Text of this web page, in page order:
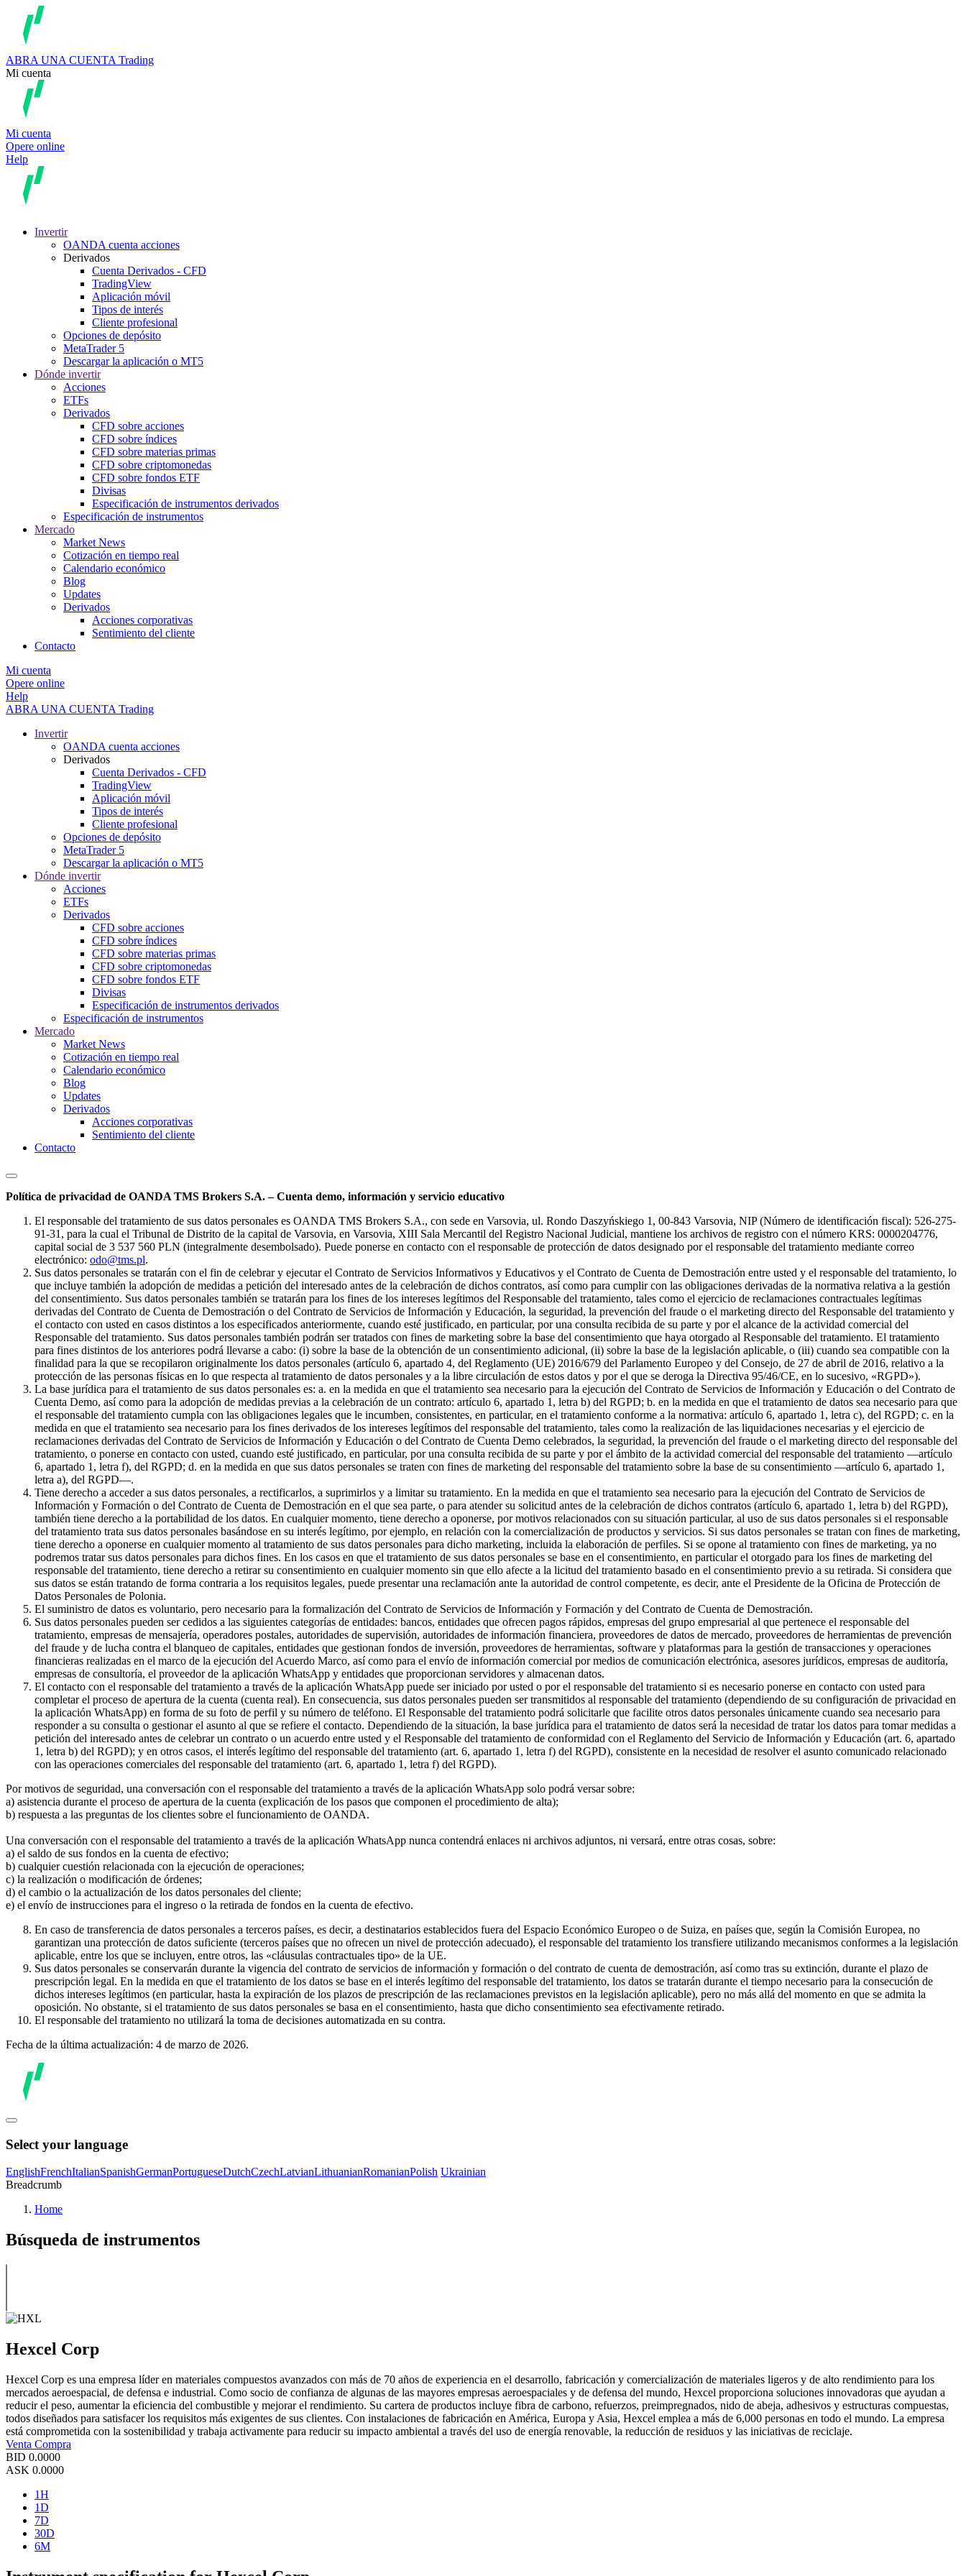
ABRA UNA CUENTA Trading
Mi cuenta
Mi cuenta
Opere online
Help
Invertir
OANDA cuenta acciones
Derivados
Cuenta Derivados - CFD
TradingView
Aplicación móvil
Tipos de interés
Cliente profesional
Opciones de depósito
MetaTrader 5
Descargar la aplicación o MT5
Dónde invertir
Acciones
ETFs
Derivados
CFD sobre acciones
CFD sobre índices
CFD sobre materias primas
CFD sobre criptomonedas
CFD sobre fondos ETF
Divisas
Especificación de instrumentos derivados
Especificación de instrumentos
Mercado
Market News
Cotización en tiempo real
Calendario económico
Blog
Updates
Derivados
Acciones corporativas
Sentimiento del cliente
Contacto
Mi cuenta
Opere online
Help
ABRA UNA CUENTA Trading
Invertir
OANDA cuenta acciones
Derivados
Cuenta Derivados - CFD
TradingView
Aplicación móvil
Tipos de interés
Cliente profesional
Opciones de depósito
MetaTrader 5
Descargar la aplicación o MT5
Dónde invertir
Acciones
ETFs
Derivados
CFD sobre acciones
CFD sobre índices
CFD sobre materias primas
CFD sobre criptomonedas
CFD sobre fondos ETF
Divisas
Especificación de instrumentos derivados
Especificación de instrumentos
Mercado
Market News
Cotización en tiempo real
Calendario económico
Blog
Updates
Derivados
Acciones corporativas
Sentimiento del cliente
Contacto
Política de privacidad de OANDA TMS Brokers S.A. – Cuenta demo, información y servicio educativo
El responsable del tratamiento de sus datos personales es OANDA TMS Brokers S.A., con sede en Varsovia, ul. Rondo Daszyńskiego 1, 00-843 Varsovia, NIP (Número de identificación fiscal): 526-275-
91-31, para la cual el Tribunal de Distrito de la capital de Varsovia, en Varsovia, XIII Sala Mercantil del Registro Nacional Judicial, mantiene los archivos de registro con el número KRS: 0000204776,
capital social de 3 537 560 PLN (integralmente desembolsado). Puede ponerse en contacto con el responsable de protección de datos designado por el responsable del tratamiento mediante correo
electrónico: odo@tms.pl.
Sus datos personales se tratarán con el fin de celebrar y ejecutar el Contrato de Servicios Informativos y Educativos y el Contrato de Cuenta de Demostración entre usted y el responsable del tratamiento, lo
que incluye también la adopción de medidas a petición del interesado antes de la celebración de dichos contratos, así como para cumplir con las obligaciones derivadas de la normativa relativa a la gestión
del consentimiento. Sus datos personales también se tratarán para los fines de los intereses legítimos del Responsable del tratamiento, tales como el ejercicio de reclamaciones contractuales legítimas
derivadas del Contrato de Cuenta de Demostración o del Contrato de Servicios de Información y Educación, la seguridad, la prevención del fraude o el marketing directo del Responsable del tratamiento y
el contacto con usted en casos distintos a los especificados anteriormente, cuando esté justificado, en particular, por una consulta recibida de su parte y por el alcance de la actividad comercial del
Responsable del tratamiento. Sus datos personales también podrán ser tratados con fines de marketing sobre la base del consentimiento que haya otorgado al Responsable del tratamiento. El tratamiento
para fines distintos de los anteriores podrá llevarse a cabo: (i) sobre la base de la obtención de un consentimiento adicional, (ii) sobre la base de la legislación aplicable, o (iii) cuando sea compatible con la
finalidad para la que se recopilaron originalmente los datos personales (artículo 6, apartado 4, del Reglamento (UE) 2016/679 del Parlamento Europeo y del Consejo, de 27 de abril de 2016, relativo a la
protección de las personas físicas en lo que respecta al tratamiento de datos personales y a la libre circulación de estos datos y por el que se deroga la Directiva 95/46/CE, en lo sucesivo, «RGPD»).
La base jurídica para el tratamiento de sus datos personales es: a. en la medida en que el tratamiento sea necesario para la ejecución del Contrato de Servicios de Información y Educación o del Contrato de
Cuenta Demo, así como para la adopción de medidas previas a la celebración de un contrato: artículo 6, apartado 1, letra b) del RGPD; b. en la medida en que el tratamiento de datos sea necesario para que
el responsable del tratamiento cumpla con las obligaciones legales que le incumben, consistentes, en particular, en el tratamiento conforme a la normativa: artículo 6, apartado 1, letra c), del RGPD; c. en la
medida en que el tratamiento sea necesario para los fines derivados de los intereses legítimos del responsable del tratamiento, tales como la realización de las liquidaciones necesarias y el ejercicio de
reclamaciones derivadas del Contrato de Servicios de Información y Educación o del Contrato de Cuenta Demo celebrados, la seguridad, la prevención del fraude o el marketing directo del responsable del
tratamiento, o ponerse en contacto con usted, cuando esté justificado, en particular, por una consulta recibida de su parte y por el ámbito de la actividad comercial del responsable del tratamiento —artículo
6, apartado 1, letra f), del RGPD; d. en la medida en que sus datos personales se traten con fines de marketing del responsable del tratamiento sobre la base de su consentimiento —artículo 6, apartado 1,
letra a), del RGPD—.
Tiene derecho a acceder a sus datos personales, a rectificarlos, a suprimirlos y a limitar su tratamiento. En la medida en que el tratamiento sea necesario para la ejecución del Contrato de Servicios de
Información y Formación o del Contrato de Cuenta de Demostración en el que sea parte, o para atender su solicitud antes de la celebración de dichos contratos (artículo 6, apartado 1, letra b) del RGPD),
también tiene derecho a la portabilidad de los datos. En cualquier momento, tiene derecho a oponerse, por motivos relacionados con su situación particular, al uso de sus datos personales si el responsable
del tratamiento trata sus datos personales basándose en su interés legítimo, por ejemplo, en relación con la comercialización de productos y servicios. Si sus datos personales se tratan con fines de marketing,
tiene derecho a oponerse en cualquier momento al tratamiento de sus datos personales para dicho marketing, incluida la elaboración de perfiles. Si se opone al tratamiento con fines de marketing, ya no
podremos tratar sus datos personales para dichos fines. En los casos en que el tratamiento de sus datos personales se base en el consentimiento, en particular el otorgado para los fines de marketing del
responsable del tratamiento, tiene derecho a retirar su consentimiento en cualquier momento sin que ello afecte a la licitud del tratamiento basado en el consentimiento previo a su retirada. Si considera que
sus datos se están tratando de forma contraria a los requisitos legales, puede presentar una reclamación ante la autoridad de control competente, es decir, ante el Presidente de la Oficina de Protección de
Datos Personales de Polonia.
El suministro de datos es voluntario, pero necesario para la formalización del Contrato de Servicios de Información y Formación y del Contrato de Cuenta de Demostración.
Sus datos personales pueden ser cedidos a las siguientes categorías de entidades: bancos, entidades que ofrecen pagos rápidos, empresas del grupo empresarial al que pertenece el responsable del
tratamiento, empresas de mensajería, operadores postales, autoridades de supervisión, autoridades de información financiera, proveedores de datos de mercado, proveedores de herramientas de prevención
del fraude y de lucha contra el blanqueo de capitales, entidades que gestionan fondos de inversión, proveedores de herramientas, software y plataformas para la gestión de transacciones y operaciones
financieras realizadas en el marco de la ejecución del Acuerdo Marco, así como para el envío de información comercial por medios de comunicación electrónica, asesores jurídicos, empresas de auditoría,
empresas de consultoría, el proveedor de la aplicación WhatsApp y entidades que proporcionan servidores y almacenan datos.
El contacto con el responsable del tratamiento a través de la aplicación WhatsApp puede ser iniciado por usted o por el responsable del tratamiento si es necesario ponerse en contacto con usted para
completar el proceso de apertura de la cuenta (cuenta real). En consecuencia, sus datos personales pueden ser transmitidos al responsable del tratamiento (dependiendo de su configuración de privacidad en
la aplicación WhatsApp) en forma de su foto de perfil y su número de teléfono. El Responsable del tratamiento podrá solicitarle que facilite otros datos personales únicamente cuando sea necesario para
responder a su consulta o gestionar el asunto al que se refiere el contacto. Dependiendo de la situación, la base jurídica para el tratamiento de datos será la necesidad de tratar los datos para tomar medidas a
petición del interesado antes de celebrar un contrato o un acuerdo entre usted y el Responsable del tratamiento de conformidad con el Reglamento del Servicio de Información y Educación (art. 6, apartado
1, letra b) del RGPD); y en otros casos, el interés legítimo del responsable del tratamiento (art. 6, apartado 1, letra f) del RGPD), consistente en la necesidad de resolver el asunto comunicado relacionado
con las operaciones comerciales del responsable del tratamiento (art. 6, apartado 1, letra f) del RGPD).
Por motivos de seguridad, una conversación con el responsable del tratamiento a través de la aplicación WhatsApp solo podrá versar sobre:
a) asistencia durante el proceso de apertura de la cuenta (explicación de los pasos que componen el procedimiento de alta);
b) respuesta a las preguntas de los clientes sobre el funcionamiento de OANDA.
Una conversación con el responsable del tratamiento a través de la aplicación WhatsApp nunca contendrá enlaces ni archivos adjuntos, ni versará, entre otras cosas, sobre:
a) el saldo de sus fondos en la cuenta de efectivo;
b) cualquier cuestión relacionada con la ejecución de operaciones;
c) la realización o modificación de órdenes;
d) el cambio o la actualización de los datos personales del cliente;
e) el envío de instrucciones para el ingreso o la retirada de fondos en la cuenta de efectivo.
En caso de transferencia de datos personales a terceros países, es decir, a destinatarios establecidos fuera del Espacio Económico Europeo o de Suiza, en países que, según la Comisión Europea, no
garantizan una protección de datos suficiente (terceros países que no ofrecen un nivel de protección adecuado), el responsable del tratamiento los transfiere utilizando mecanismos conformes a la legislación
aplicable, entre los que se incluyen, entre otros, las «cláusulas contractuales tipo» de la UE.
Sus datos personales se conservarán durante la vigencia del contrato de servicios de información y formación o del contrato de cuenta de demostración, así como tras su extinción, durante el plazo de
prescripción legal. En la medida en que el tratamiento de los datos se base en el interés legítimo del responsable del tratamiento, los datos se tratarán durante el tiempo necesario para la consecución de
dichos intereses legítimos (en particular, hasta la expiración de los plazos de prescripción de las reclamaciones previstos en la legislación aplicable), pero no más allá del momento en que se admita la
oposición. No obstante, si el tratamiento de sus datos personales se basa en el consentimiento, hasta que dicho consentimiento sea efectivamente retirado.
El responsable del tratamiento no utilizará la toma de decisiones automatizada en su contra.
Fecha de la última actualización: 4 de marzo de 2026.
Select your language
EnglishFrenchItalianSpanishGermanPortugueseDutchCzechLatvianLithuanianRomanianPolish Ukrainian
Breadcrumb
Home
Búsqueda de instrumentos
Hexcel Corp
Hexcel Corp es una empresa líder en materiales compuestos avanzados con más de 70 años de experiencia en el desarrollo, fabricación y comercialización de materiales ligeros y de alto rendimiento para los
mercados aeroespacial, de defensa e industrial. Como socio de confianza de algunas de las mayores empresas aeroespaciales y de defensa del mundo, Hexcel proporciona soluciones innovadoras que ayudan a
reducir el peso, aumentar la eficiencia del combustible y mejorar el rendimiento. Su cartera de productos incluye fibra de carbono, refuerzos, preimpregnados, nido de abeja, adhesivos y estructuras compuestas,
todos diseñados para satisfacer los requisitos más exigentes de sus clientes. Con instalaciones de fabricación en América, Europa y Asia, Hexcel emplea a más de 6,000 personas en todo el mundo. La empresa
está comprometida con la sostenibilidad y trabaja activamente para reducir su impacto ambiental a través del uso de energía renovable, la reducción de residuos y las iniciativas de reciclaje.
Venta Compra
BID 0.0000
ASK 0.0000
1H
1D
7D
30D
6M